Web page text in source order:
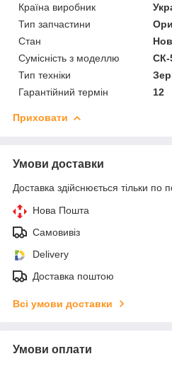
Країна виробник
Тип запчастини
Стан
Сумісність з моделлю
СК-
Тип техніки
Гарантійний термін
12
Приховати
Умови доставки
Доставка здійснюється тільки по
Нова Пошта
Самовивіз
Delivery
Доставка поштою
Всі умови доставки
Умови оплати